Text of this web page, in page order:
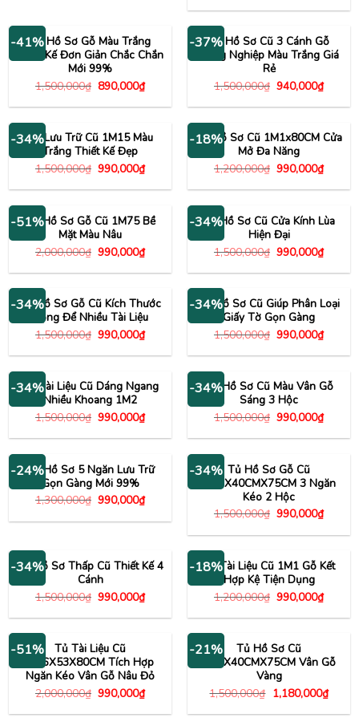
là: tại
-41%Tủ Hồ Sơ Gỗ Màu Trắng
Thiết Kế Đơn Giản Chắc Chắn
Mới 99%
1,500,000₫ Giá
là:
890,000₫Giá
hiện
tại
890,000₫.
-37%Tủ Hồ Sơ Cũ 3 Cánh Gỗ
Công Nghiệp Màu Trắng Giá
Rẻ
1,500,000₫ Giá
là:
940,000₫Giá
hiện
tại
-34%Tủ Lưu Trữ Cũ 1M15 Màu
Trắng Thiết Kế Đẹp
1,500,000₫ Giá
là:
990,000₫Giá
hiện
tại
990,000₫.
-18%
Tủ Hồ Sơ Cũ 1M1x80CM Cửa
Mở Đa Năng
1,200,000₫ Giá
là:
990,000₫Giá
hiện
tại
-51%
Tủ Hồ Sơ Gỗ Cũ 1M75 Bề
Mặt Màu Nâu
2,000,000₫ Giá
là:
990,000₫Giá
hiện
tại
990,000₫.
-34%
Tủ Hồ Sơ Cũ Cửa Kính Lùa
Hiện Đại
1,500,000₫ Giá
là:
990,000₫Giá
hiện
tại
-34%
Tủ Hồ Sơ Gỗ Cũ Kích Thước
Rộng Để Nhiều Tài Liệu
1,500,000₫ Giá
là:
990,000₫Giá
hiện
tại
990,000₫.
-34%
Tủ Hồ Sơ Cũ Giúp Phân Loại
Giấy Tờ Gọn Gàng
1,500,000₫ Giá
là:
990,000₫Giá
hiện
tại
-34%
Tủ Tài Liệu Cũ Dáng Ngang
Nhiều Khoang 1M2
1,500,000₫ Giá
là:
990,000₫Giá
hiện
tại
990,000₫.
-34%Tủ Hồ Sơ Cũ Màu Vân Gỗ
Sáng 3 Hộc
1,500,000₫ Giá
là:
990,000₫Giá
hiện
tại
-24%Tủ Hồ Sơ 5 Ngăn Lưu Trữ
Gọn Gàng Mới 99%
1,300,000₫ Giá
là:
990,000₫Giá
hiện
tại
-34% Tủ Hồ Sơ Gỗ Cũ
1M4X40CMX75CM 3 Ngăn
Kéo 2 Hộc
1,500,000₫ Giá
là:
990,000₫Giá
hiện
tại
-34%
Tủ Hồ Sơ Thấp Cũ Thiết Kế 4
Cánh
1,500,000₫ Giá
là:
990,000₫Giá
hiện
tại
990,000₫.
-18%
Tủ Tài Liệu Cũ 1M1 Gỗ Kết
Hợp Kệ Tiện Dụng
1,200,000₫ Giá
là:
990,000₫Giá
hiện
tại
-51%
Tủ Tài Liệu Cũ
1M6X53X80CM Tích Hợp
Ngăn Kéo Vân Gỗ Nâu Đỏ
2,000,000₫ Giá
là:
990,000₫Giá
hiện
tại
-21%
Tủ Hồ Sơ Cũ
1M4X40CMX75CM Vân Gỗ
Vàng
1,500,000₫ Giá
gốc
là:
1,180,000₫Giá
hiện
tại